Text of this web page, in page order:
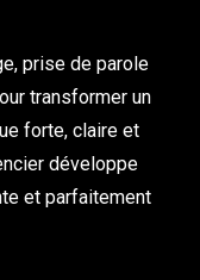
prise de parole
transformer un
forte, claire et
développe
et parfaitement